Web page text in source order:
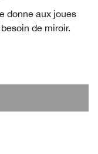
donne aux joues
de miroir.